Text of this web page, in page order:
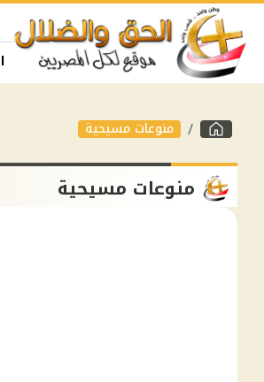
منوعات مسيحية
منوعات مسيحية